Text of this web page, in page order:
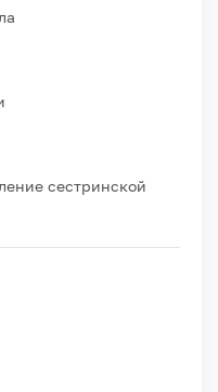
сестринской